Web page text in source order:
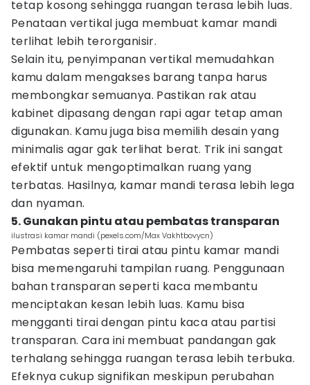
tetap kosong sehingga ruangan terasa lebih luas.
Penataan vertikal juga membuat kamar mandi
terlihat lebih terorganisir.
Selain itu, penyimpanan vertikal memudahkan
kamu dalam mengakses barang tanpa harus
membongkar semuanya. Pastikan rak atau
kabinet dipasang dengan rapi agar tetap aman
digunakan. Kamu juga bisa memilih desain yang
minimalis agar gak terlihat berat. Trik ini sangat
efektif untuk mengoptimalkan ruang yang
terbatas. Hasilnya, kamar mandi terasa lebih lega
dan nyaman.
5. Gunakan pintu atau pembatas transparan
ilustrasi kamar mandi (pexels.com/Max Vakhtbovycn)
Pembatas seperti tirai atau pintu kamar mandi
bisa memengaruhi tampilan ruang. Penggunaan
bahan transparan seperti kaca membantu
menciptakan kesan lebih luas. Kamu bisa
mengganti tirai dengan pintu kaca atau partisi
transparan. Cara ini membuat pandangan gak
terhalang sehingga ruangan terasa lebih terbuka.
Efeknya cukup signifikan meskipun perubahan